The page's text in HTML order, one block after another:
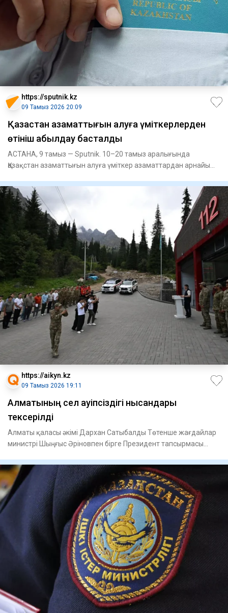
https://sputnik.kz
09 Тамыз 2026 20:09
Қазақстан азаматтығын алуға үміткерлерден
өтініш қабылдау басталды
АСТАНА, 9 тамыз — Sputnik. 10–20 тамыз аралығында
Қазақстан азаматтығын алуға үміткер азаматтардан арнайы
https://aikyn.kz
09 Тамыз 2026 19:11
Алматының сел қауіпсіздігі нысандары
тексерілді
Алматы қаласы әкімі Дархан Сатыбалды Төтенше жағдайлар
министрі Шыңғыс Әріновпен бірге Президент тапсырмасы